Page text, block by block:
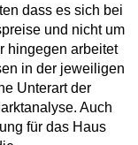
dass es sich bei
und nicht um
hingegen arbeitet
in der jeweiligen
Unterart der
Auch
für das Haus